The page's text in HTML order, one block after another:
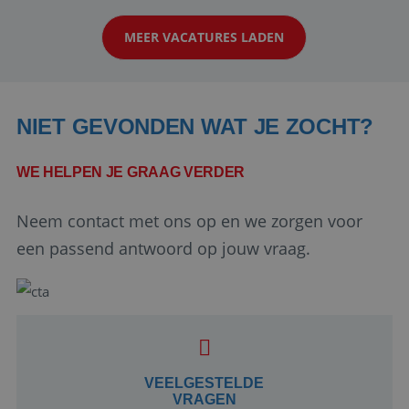
klanten te overtuigen om die droomreis te
boeken! ...
MEER VACATURES LADEN
NIET GEVONDEN WAT JE ZOCHT?
WE HELPEN JE GRAAG VERDER
Neem contact met ons op en we zorgen voor
een passend antwoord op jouw vraag.
VEELGESTELDE
VRAGEN
Google Privacy Policy